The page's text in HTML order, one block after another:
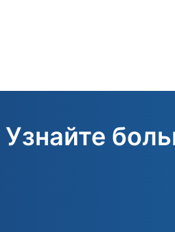
Узнайте